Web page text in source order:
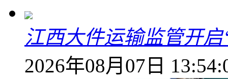
江西大件运输监管开
2026年08月07日